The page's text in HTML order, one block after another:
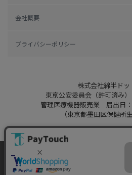
会社概要
プライバシーポリシー
株式会社綿半ドッ
東京公安委員会（許可済み
管理医療機器販売業 届出日
（東京都墨田区保健所
Copyright 2022
当ウェブサイトでは、お客様により良
をご提供するため、クッキーを利用し